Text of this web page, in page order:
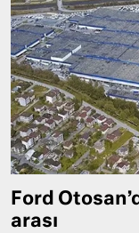
Ford
arası